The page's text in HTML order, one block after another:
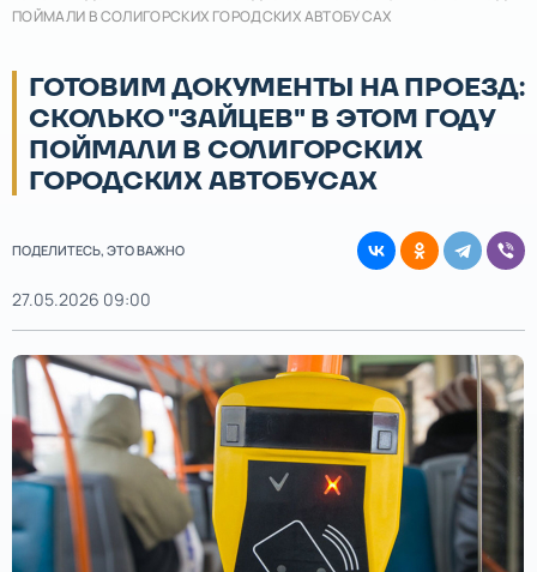
ПОЙМАЛИ В СОЛИГОРСКИХ ГОРОДСКИХ АВТОБУСАХ
ГОТОВИМ ДОКУМЕНТЫ НА ПРОЕЗД:
СКОЛЬКО "ЗАЙЦЕВ" В ЭТОМ ГОДУ
ПОЙМАЛИ В СОЛИГОРСКИХ
ГОРОДСКИХ АВТОБУСАХ
ПОДЕЛИТЕСЬ, ЭТО ВАЖНО
27.05.2026 09:00